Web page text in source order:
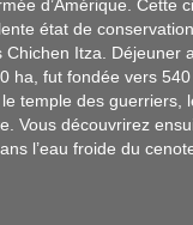
d’Amérique. Cette
état de
Itza. Déjeuner
ha, fut fondée vers
temple des guerriers,
Vous découvrirez
l’eau froide du